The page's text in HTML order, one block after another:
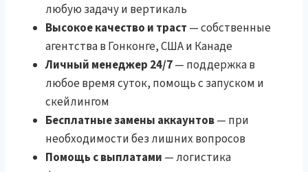
любую задачу и вертикаль
Высокое качество и траст — собственные
агентства в Гонконге, США и Канаде
Личный менеджер 24/7— поддержка в
любое время суток, помощь с запуском и
скейлингом
Бесплатные замены аккаунтов— при
необходимости без лишних вопросов
Помощь с выплатами — логистика